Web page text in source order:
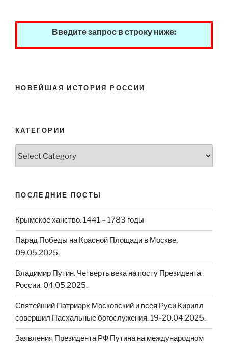
Введите запрос в строку ниже:
НОВЕЙШАЯ ИСТОРИЯ РОССИИ
КАТЕГОРИИ
ПОСЛЕДНИЕ ПОСТЫ
Крымское ханство. 1441 – 1783 годы
Парад Победы на Красной Площади в Москве.
09.05.2025.
Владимир Путин. Четверть века на посту Президента
России. 04.05.2025.
Святейший Патриарх Московский и всея Руси Кирилл
совершил Пасхальные богослужения. 19-20.04.2025.
Заявления Президента РФ Путина на международном